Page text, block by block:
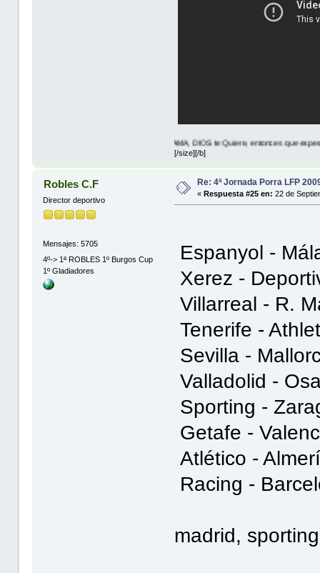
JESUS Te AMA, DIOS te Quiere, entonces que esperas? lea JUAN
[/size][/b]
Robles C.F
Director deportivo
Mensajes: 5705
4º-> 1ª ROBLES 1º Burgos Cup
1º Gladiadores
Re: 4ª Jornada Porra LFP
«Respuesta #25 en: 22 de
Espanyol -
Xerez -
Villarreal - R.
Tenerife -
Sevilla -
Valladolid -
Sporting -
Getafe -
Atlético -
Racing -
madrid,